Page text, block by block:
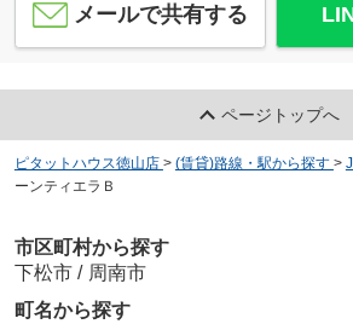
メールで共有する
ページトップへ
ピタットハウス徳山店 > (賃貸)路線・駅から探す >
ーンティエラＢ
市区町村から探す
下松市 / 周南市
町名から探す